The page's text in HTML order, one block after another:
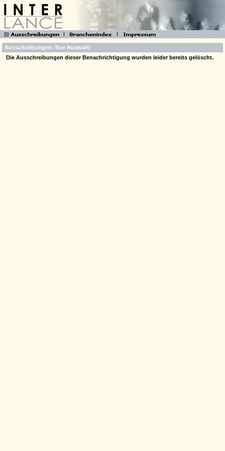
Ausschreibungen: Ihre Auswahl
Die Ausschreibungen dieser Benachrichtigung wurden leider bereits gelöscht.